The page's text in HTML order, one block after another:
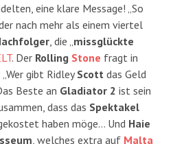
eine klare Message! „So
nach mehr als einem viertel
, die „ missglückte
. Der Rolling Stone fragt in
„Wer gibt RidleyScott das Geld
Beste an Gladiator 2 ist sein
dass das Spektakel
haben möge… Und Haie
, welches extra auf Malta